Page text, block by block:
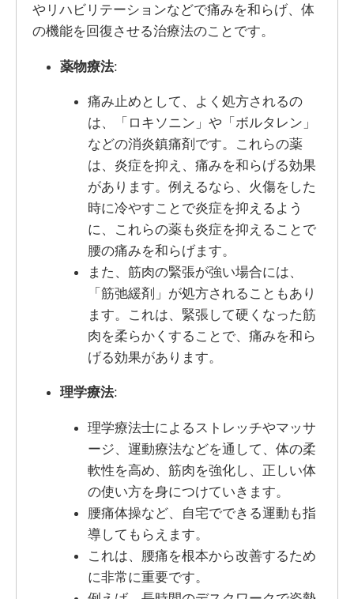
やリハビリテーションなどで痛みを和らげ、体
の機能を回復させる治療法のことです。
薬物療法:
痛み止めとして、よく処方されるの
は、「ロキソニン」や「ボルタレン」
などの消炎鎮痛剤です。これらの薬
は、炎症を抑え、痛みを和らげる効果
があります。例えるなら、火傷をした
時に冷やすことで炎症を抑えるよう
に、これらの薬も炎症を抑えることで
腰の痛みを和らげます。
また、筋肉の緊張が強い場合には、
「筋弛緩剤」が処方されることもあり
ます。これは、緊張して硬くなった筋
肉を柔らかくすることで、痛みを和ら
げる効果があります。
理学療法:
理学療法士によるストレッチやマッサ
ージ、運動療法などを通して、体の柔
軟性を高め、筋肉を強化し、正しい体
の使い方を身につけていきます。
腰痛体操など、自宅でできる運動も指
導してもらえます。
これは、腰痛を根本から改善するため
に非常に重要です。